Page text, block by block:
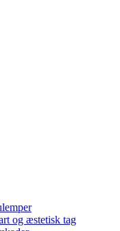
og æstetisk tag